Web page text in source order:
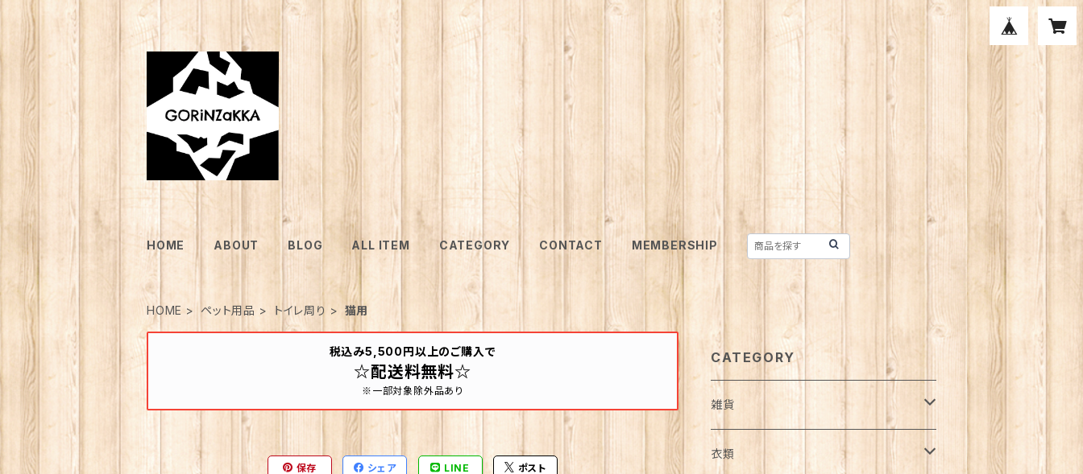
HOME ABOUT BLOG ALL ITEM CATEGORY CONTACT MEMBERSHIP
HOME ペット用品 トイレ周り 猫用
税込み5,500円以上のご購入で
☆配送料無料☆
※一部対象除外品あり
保存 シェア LINE ポスト
CATEGORY
雑貨
日用品雑貨
衣類